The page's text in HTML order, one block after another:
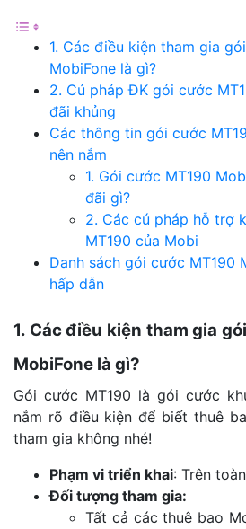
1. Các điều kiện tham gia
MobiFone là gì?
2. Cú pháp ĐK gói cước
đãi khủng
Các thông tin gói cước
nên nắm
1. Gói cước MT190
đãi gì?
2. Các cú pháp hỗ trợ
MT190 của Mobi
Danh sách gói cước MT190
hấp dẫn
1. Các điều kiện tham gia
MobiFone là gì?
Gói cước MT190 là gói cước
nắm rõ điều kiện để biết thuê
tham gia không nhé!
Phạm vi triển khai: Trên
Đối tượng tham gia:
Tất cả các thuê bao